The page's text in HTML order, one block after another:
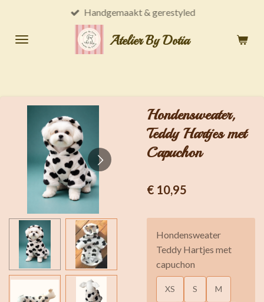
naar
Atelier By Dotia
Handgemaakt & gerestyled
Hondensweater,
Teddy Hartjes met
Capuchon
€ 10,95
Hondensweater
Teddy Hartjes met
capuchon
XS S M